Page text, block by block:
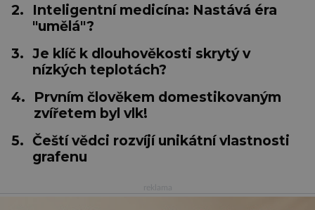
2.
Inteligentní medicína: Nastává éra
"umělá"?
3. Je klíč k dlouhověkosti skrytý v
nízkých teplotách?
4.
Prvním člověkem domestikovaným
zvířetem byl vlk!
5. Čeští vědci rozvíjí unikátní vlastnosti
grafenu